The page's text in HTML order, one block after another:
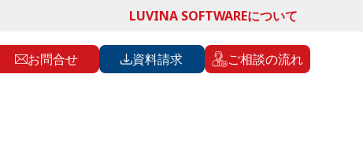
LUVINA SOFTWAREについて
お問合せ 資料請求 ご相談の流れ